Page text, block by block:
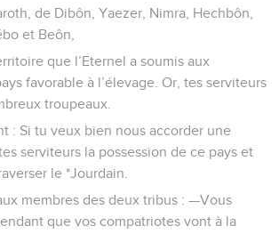
de Dibôn, Yaezer, Nimra, Hechbôn,
et Beôn,
que l’Eternel a soumis aux
favorable à l’élevage. Or, tes serviteurs
troupeaux.
: Si tu veux bien nous accorder une
serviteurs la possession de ce pays et
le *Jourdain.
membres des deux tribus : —Vous
que vos compatriotes vont à la